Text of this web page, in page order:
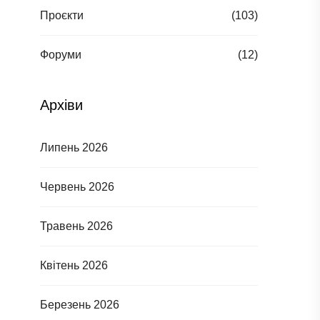
Проєкти (103)
Форуми (12)
Архіви
Липень 2026
Червень 2026
Травень 2026
Квітень 2026
Березень 2026